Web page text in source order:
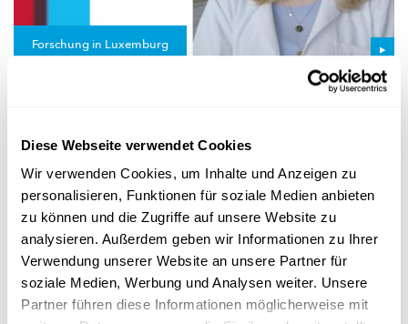
Diese Webseite verwendet Cookies
Wir verwenden Cookies, um Inhalte und Anzeigen zu
personalisieren, Funktionen für soziale Medien anbieten
zu können und die Zugriffe auf unsere Website zu
analysieren. Außerdem geben wir Informationen zu Ihrer
Verwendung unserer Website an unsere Partner für
soziale Medien, Werbung und Analysen weiter. Unsere
Partner führen diese Informationen möglicherweise mit
Forschung in Luxemburg
Babys
seltene, aberschwerwiegendeKrankheiten frühzeitig erkannt.
Damit l...
LNS